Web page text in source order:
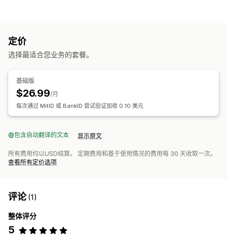
定价
选择最适合您业务的套餐。
基础版
$26.99/月
每次通过 MitID 或 BankID 尝试验证加收 0.10 美元
包含自动翻译的文本 显示原文
所有费用均以USD结算。 定期费用和基于使用情况的费用每 30 天收取一次。
查看所有定价选项
评论(1)
整体评分
5